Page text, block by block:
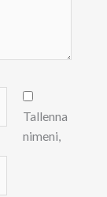
Tallenna
nimeni,